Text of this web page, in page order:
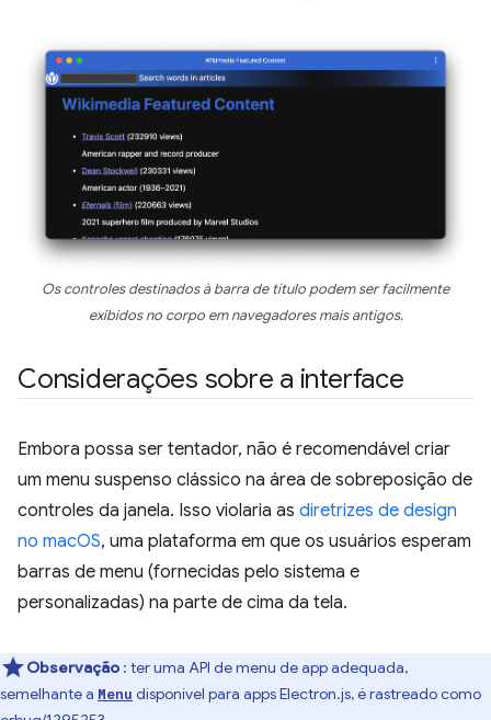
Os controles destinados à barra de título podem ser facilmente
exibidos no corpo em navegadores mais antigos.
Considerações sobre a interface
Embora possa ser tentador, não é recomendável criar
um menu suspenso clássico na área de sobreposição de
controles da janela. Isso violaria as diretrizes de design
no macOS, uma plataforma em que os usuários esperam
barras de menu (fornecidas pelo sistema e
personalizadas) na parte de cima da tela.
Observação : ter uma API de menu de app adequada,
semelhante a Menu disponível para apps Electron.js, é rastreado como